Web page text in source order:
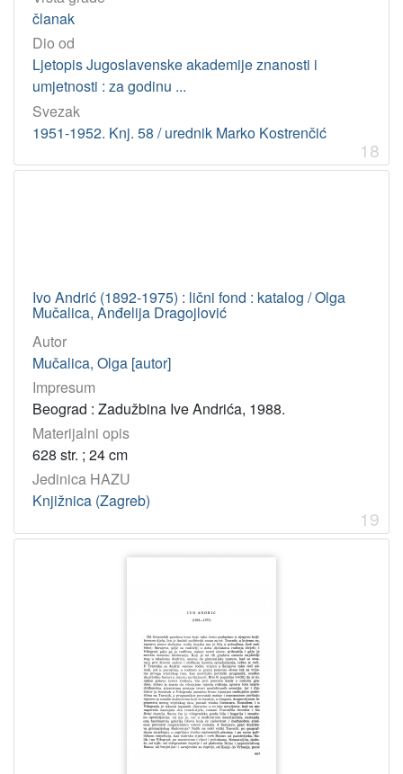
članak
Dio od
Ljetopis Jugoslavenske akademije znanosti i
umjetnosti : za godinu ...
Svezak
1951-1952. Knj. 58 / urednik Marko Kostrenčić
18
Ivo Andrić (1892-1975) : lični fond : katalog / Olga
Mučalica, Anđelija Dragojlović
Autor
Mučalica, Olga [autor]
Impresum
Beograd : Zadužbina Ive Andrića, 1988.
Materijalni opis
628 str. ; 24 cm
Jedinica HAZU
Knjižnica (Zagreb)
19